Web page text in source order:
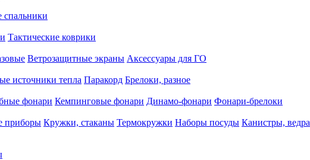
спальники
Тактические коврики
Ветрозащитные экраны Аксессуары для ГО
источники тепла Паракорд Брелоки, разное
фонари Кемпинговые фонари Динамо-фонари Фонари-брелоки
приборы Кружки, стаканы Термокружки Наборы посуды Канистры, ведра